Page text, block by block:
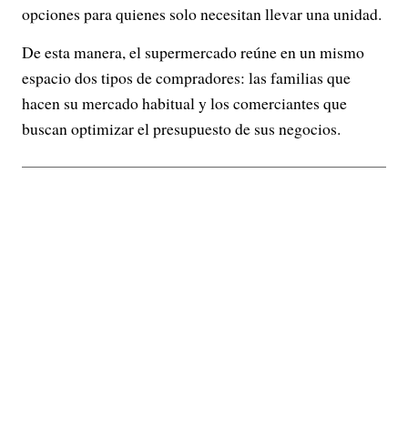
opciones para quienes solo necesitan llevar una unidad.
De esta manera, el supermercado reúne en un mismo
espacio dos tipos de compradores: las familias que
hacen su mercado habitual y los comerciantes que
buscan optimizar el presupuesto de sus negocios.